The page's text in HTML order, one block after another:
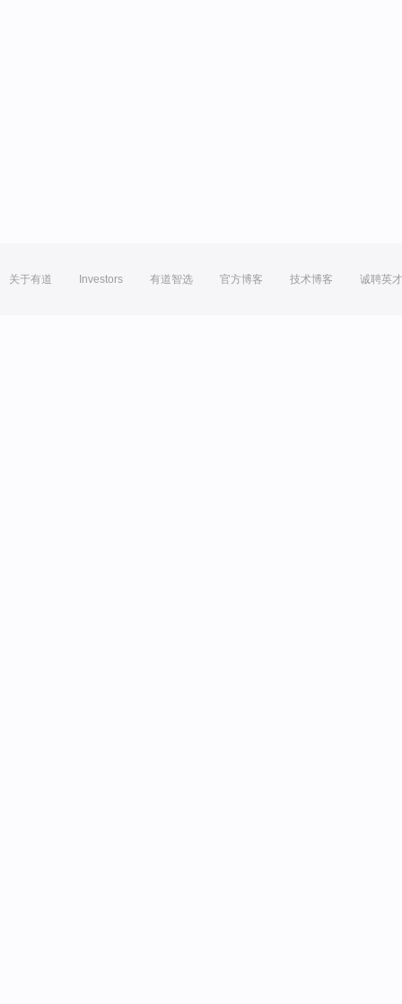
关于有道 Investors 有道智选 官方博客 技术博客 诚聘英才